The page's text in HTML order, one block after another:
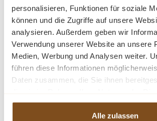
personalisieren, Funktionen für soziale
können und die Zugriffe auf unsere
analysieren. Außerdem geben wir
Verwendung unserer Website an unsere
Medien, Werbung und Analysen weiter.
führen diese Informationen
Daten zusammen, die Sie ihnen
haben.
Alle zulassen
Landhausstil
Tischplatte 100% Eichenholz
Tischbeine 100% Kiefernholz
Beine sind demontiert
5 Teile
Oberflächen und Farben sind frei wählbar.
Oberflächen (lackiert/gewachst/natur